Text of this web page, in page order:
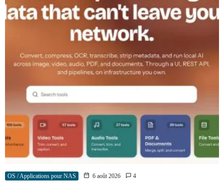
OS / Applications pour NAS 6 août 2026 4